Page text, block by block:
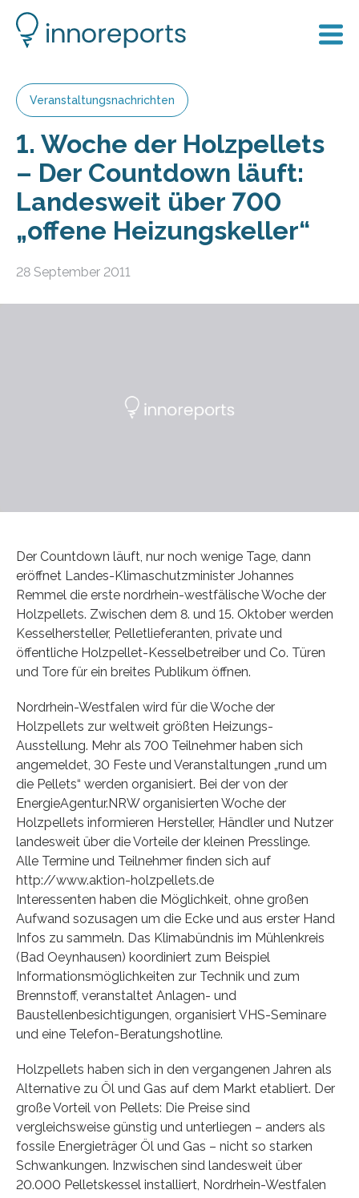
Veranstaltungsnachrichten
1. Woche der Holzpellets
– Der Countdown läuft:
Landesweit über 700
„offene Heizungskeller“
28 September 2011
Der Countdown läuft, nur noch wenige Tage, dann
eröffnet Landes-Klimaschutzminister Johannes
Remmel die erste nordrhein-westfälische Woche der
Holzpellets. Zwischen dem 8. und 15. Oktober werden
Kesselhersteller, Pelletlieferanten, private und
öffentliche Holzpellet-Kesselbetreiber und Co. Türen
und Tore für ein breites Publikum öffnen.
Nordrhein-Westfalen wird für die Woche der
Holzpellets zur weltweit größten Heizungs-
Ausstellung. Mehr als 700 Teilnehmer haben sich
angemeldet, 30 Feste und Veranstaltungen „rund um
die Pellets“ werden organisiert. Bei der von der
EnergieAgentur.NRW organisierten Woche der
Holzpellets informieren Hersteller, Händler und Nutzer
landesweit über die Vorteile der kleinen Presslinge.
Alle Termine und Teilnehmer finden sich auf
http://www.aktion-holzpellets.de
Interessenten haben die Möglichkeit, ohne großen
Aufwand sozusagen um die Ecke und aus erster Hand
Infos zu sammeln. Das Klimabündnis im Mühlenkreis
(Bad Oeynhausen) koordiniert zum Beispiel
Informationsmöglichkeiten zur Technik und zum
Brennstoff, veranstaltet Anlagen- und
Baustellenbesichtigungen, organisiert VHS-Seminare
und eine Telefon-Beratungshotline.
Holzpellets haben sich in den vergangenen Jahren als
Alternative zu Öl und Gas auf dem Markt etabliert. Der
große Vorteil von Pellets: Die Preise sind
vergleichsweise günstig und unterliegen – anders als
fossile Energieträger Öl und Gas – nicht so starken
Schwankungen. Inzwischen sind landesweit über
20.000 Pelletskessel installiert, Nordrhein-Westfalen